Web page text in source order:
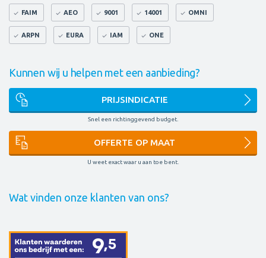
FAIM AEO 9001 14001 OMNI
ARPN EURA IAM ONE
Kunnen wij u helpen met een aanbieding?
PRIJSINDICATIE
Snel een richtinggevend budget.
OFFERTE OP MAAT
U weet exact waar u aan toe bent.
Wat vinden onze klanten van ons?